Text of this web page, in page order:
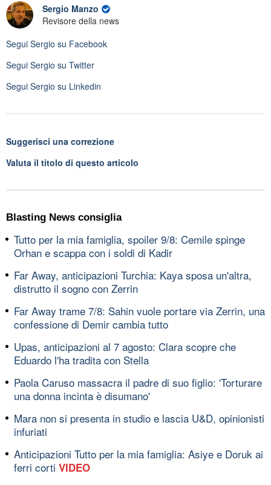
Sergio Manzo
Revisore della news
Segui Sergio su Facebook
Segui Sergio su Twitter
Segui Sergio su Linkedin
Suggerisci una correzione
Valuta il titolo di questo articolo
Blasting News consiglia
Tutto per la mia famiglia, spoiler 9/8: Cemile spinge
Orhan e scappa con i soldi di Kadir
Far Away, anticipazioni Turchia: Kaya sposa un'altra,
distrutto il sogno con Zerrin
Far Away trame 7/8: Sahin vuole portare via Zerrin, una
confessione di Demir cambia tutto
Upas, anticipazioni al 7 agosto: Clara scopre che
Eduardo l'ha tradita con Stella
Paola Caruso massacra il padre di suo figlio: 'Torturare
una donna incinta è disumano'
Mara non si presenta in studio e lascia U&D, opinionisti
infuriati
Anticipazioni Tutto per la mia famiglia: Asiye e Doruk ai
ferri corti VIDEO